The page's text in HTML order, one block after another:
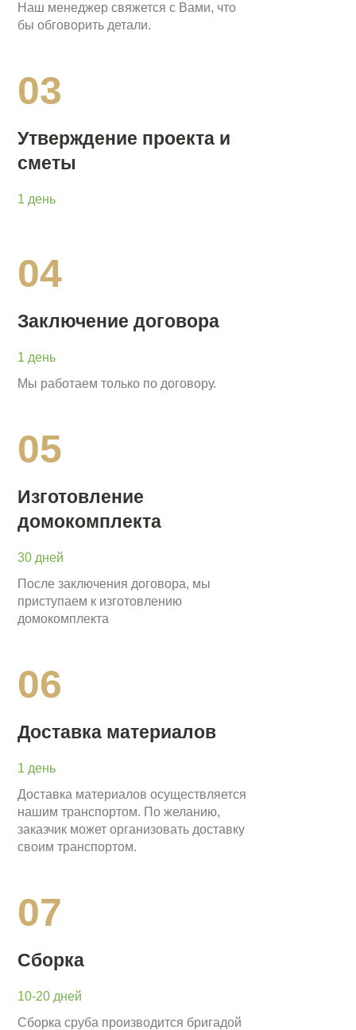
Наш менеджер свяжется с Вами, что
бы обговорить детали.
03
Утверждение проекта и
сметы
1 день
04
Заключение договора
1 день
Мы работаем только по договору.
05
Изготовление
домокомплекта
30 дней
После заключения договора, мы
приступаем к изготовлению
домокомплекта
06
Доставка материалов
1 день
Доставка материалов осуществляется
нашим транспортом. По желанию,
заказчик может организовать доставку
своим транспортом.
07
Сборка
10-20 дней
Сборка сруба производится бригадой